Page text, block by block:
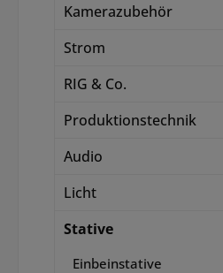
Kamerazubehör
Strom
RIG & Co.
Produktionstechnik
Audio
Licht
Stative
Einbeinstative